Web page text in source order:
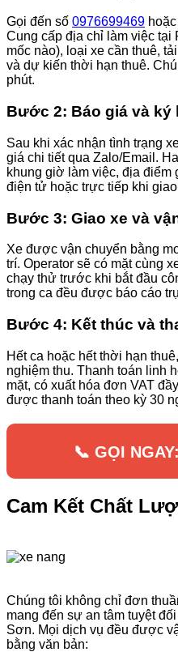
Gọi đến số 0976699469
Cung cấp địa chỉ làm việc
mốc nào), loại xe cần thuê,
và dự kiến thời hạn thuê.
phút.
Bước 2: Báo giá và ký
Sau khi xác nhận tình trạng
giá chi tiết qua Zalo/Email.
khung giờ làm việc, địa điểm
điện tử hoặc trực tiếp khi
Bước 3: Giao xe và
Xe được vận chuyển bằng
trí. Operator sẽ có mặt cùng
chạy thử trước khi bắt đầu
trong ca đều được báo cáo
Bước 4: Kết thúc và
Hết ca hoặc hết thời hạn
nghiệm thu. Thanh toán linh
mặt, có xuất hóa đơn VAT
được thanh toán theo kỳ 30
📞 GỌI NGAY:
Cam Kết Chất
Chúng tôi không chỉ đơn
mang đến sự an tâm tuyệt
Sơn. Mọi dịch vụ đều được
bằng văn bản: